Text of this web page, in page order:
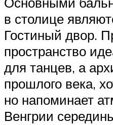
в столице
Гостиный двор.
пространство
для танцев, а
прошлого века,
но напоминает
Венгрии